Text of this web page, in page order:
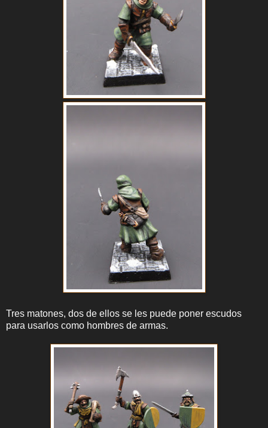
Tres matones, dos de ellos se les puede poner escudos
para usarlos como hombres de armas.